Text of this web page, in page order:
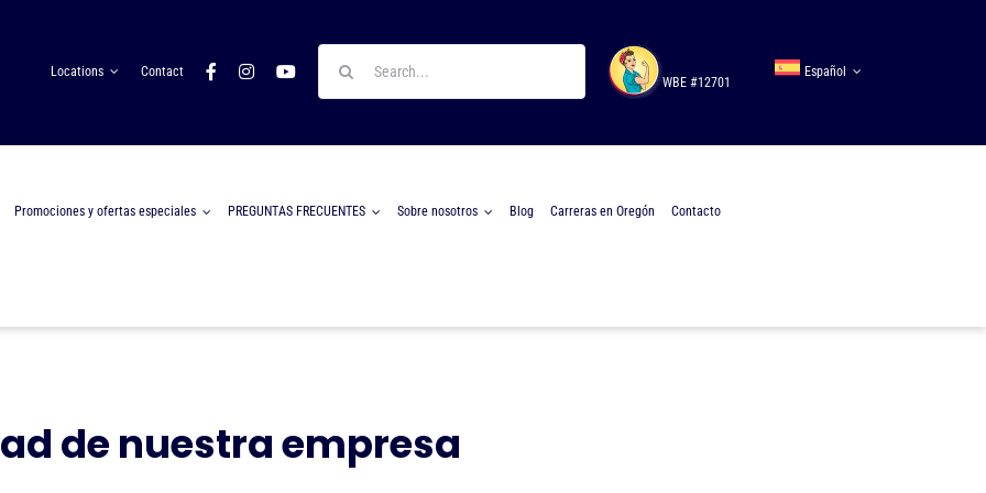
Locations Contact
WBE #12701
Español
Promociones y ofertas especiales PREGUNTAS FRECUENTES Sobre nosotros Blog Carreras en Oregón
Contacto
de nuestra empresa